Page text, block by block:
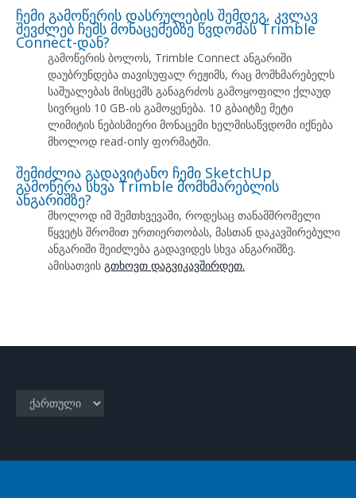
ჩემი გამოწერის დასრულების შემდეგ, კვლავ
შევძლებ ჩემს მონაცემებზე წვდომას Trimble
Connect-დან?
გამოწერის ბოლოს, Trimble Connect ანგარიში
დაუბრუნდება თავისუფალ რეჟიმს, რაც მომხმარებელს
საშუალებას მისცემს განაგრძოს გამოყოფილი ქლაუდ
სივრცის 10 GB-ის გამოყენება. 10 გბაიტზე მეტი
ლიმიტის ნებისმიერი მონაცემი ხელმისაწვდომი იქნება
მხოლოდ read-only ფორმატში.
შემიძლია გადავიტანო ჩემი SketchUp
გამოწერა სხვა Trimble მომხმარებლის
ანგარიშზე?
მხოლოდ იმ შემთხვევაში, როდესაც თანამშრომელი
წყვეტს შრომით ურთიერთობას, მასთან დაკავშირებული
ანგარიში შეიძლება გადავიდეს სხვა ანგარიშზე.
ამისათვის გთხოვთ დაგვიკავშირდეთ.